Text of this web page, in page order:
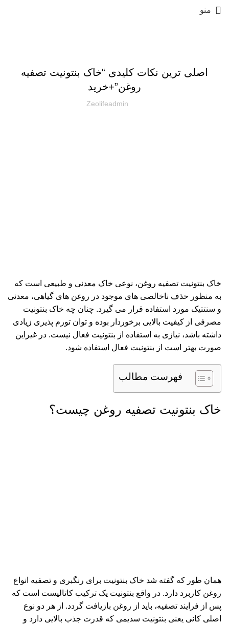
منو
اصلی ترین نکات کلیدی “خاک بنتونیت تصفیه
روغن”+خرید
Zeolifeadmin
خاک بنتونیت تصفیه روغن، نوعی خاک معدنی و طبیعی است که
به منظور حذف ناخالصی های موجود در روغن های گیاهی، معدنی
و سنتتیک مورد استفاده قرار می گیرد. چنان چه خاک بنتونیت
مصرفی از کیفیت بالایی برخوردار بوده و توان تورم پذیری زیادی
داشته باشد، نیازی به استفاده از بنتونیت فعال نیست. در غیراین
صورت بهتر است از بنتونیت فعال استفاده شود.
فهرست مطالب
خاک بنتونیت تصفیه روغن چیست؟
همان طور که گفته شد خاک بنتونیت برای رنگبری و تصفیه انواع
روغن کاربرد دارد. در واقع بنتونیت یک ترکیب کاتالیست است که
پس از فرایند تصفیه، باید از روغن بازیافت گردد. از هر دو نوع
اصلی کانی یعنی بنتونیت سدیمی که قدرت جذب بالایی دارد و